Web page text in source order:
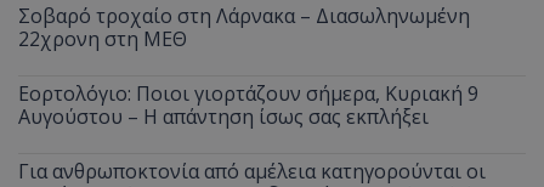
Σοβαρό τροχαίο στη Λάρνακα – Διασωληνωμένη
22χρονη στη ΜΕΘ
Εορτολόγιο: Ποιοι γιορτάζουν σήμερα, Κυριακή 9
Αυγούστου – Η απάντηση ίσως σας εκπλήξει
Για ανθρωποκτονία από αμέλεια κατηγορούνται οι